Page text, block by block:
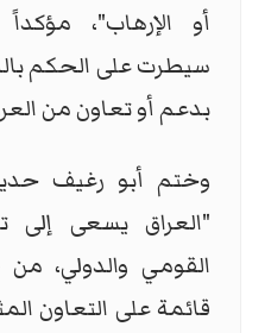
أو الإرهاب"،
سيطرت على الحكم
بدعم أو تعاون من
وختم أبو رغيف
"العراق يسعى إلى
القومي والدولي،
قائمة على التعاون